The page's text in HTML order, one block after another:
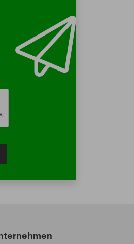
sind in den
die stechen